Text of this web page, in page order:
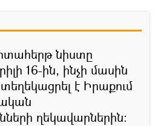
նիստը
16-ին, ինչի մասին
է Իրաքում
ղեկավարներին: